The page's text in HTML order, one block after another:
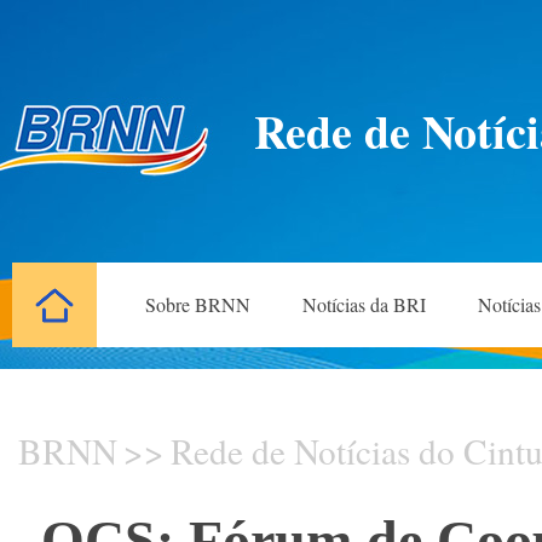
Rede de
Sobre BRNN Notícias da BRI
BRNN >> Rede de Notícias do